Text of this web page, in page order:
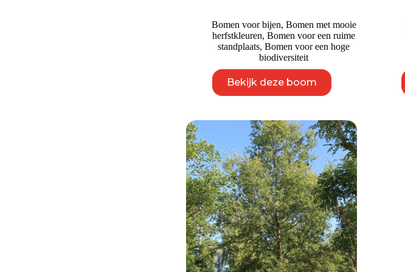
Bomen voor bijen, Bomen met mooie
herfstkleuren,Bomen voor een ruime
standplaats,Bomen voor een hoge
biodiversiteit
Bekijk deze boom
product
heeft
Deze
optie
kan
gekozen
worden
op
de
productpagina